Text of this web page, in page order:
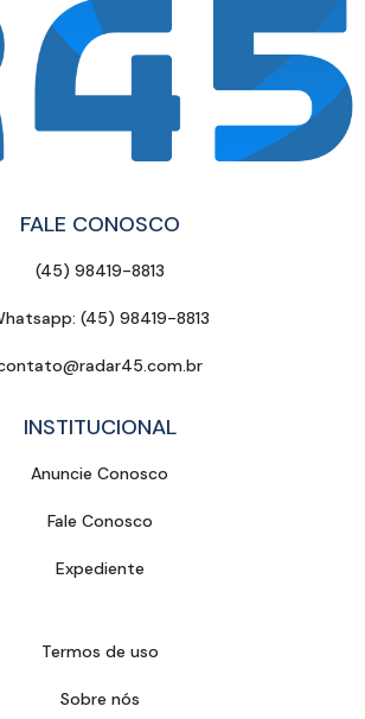
FALE CONOSCO
(45) 98419-8813
(45) 98419-8813
INSTITUCIONAL
Anuncie Conosco
Fale Conosco
Expediente
Termos de uso
Sobre nós